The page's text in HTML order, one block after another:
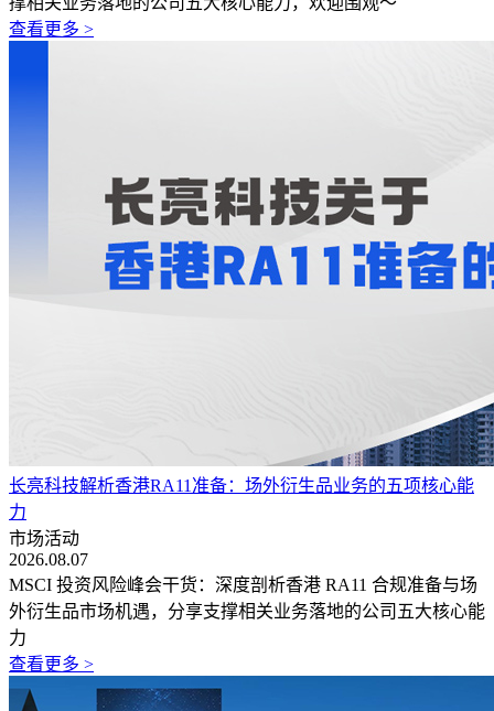
查看更多 >
长亮科技解析香港RA11准备：场外衍生品业务的五项核心能
力
市场活动
2026.08.07
MSCI 投资风险峰会干货：深度剖析香港 RA11 合规准备与场
外衍生品市场机遇，分享支撑相关业务落地的公司五大核心能
力
查看更多 >